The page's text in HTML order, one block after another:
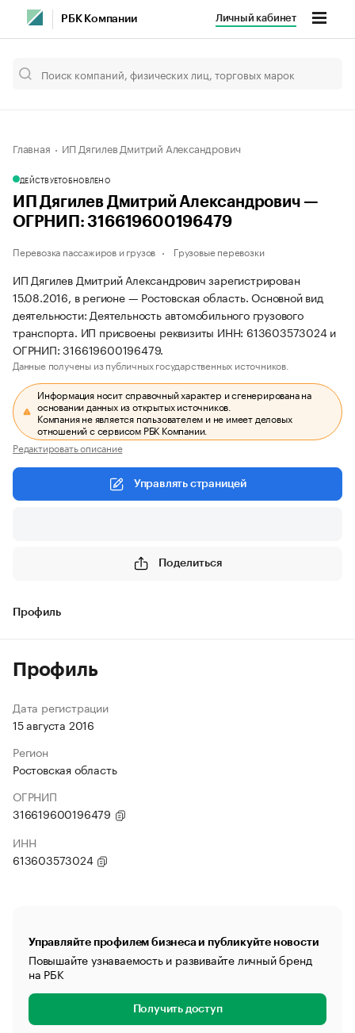
РБК Компании Личный кабинет
Главная ИП Дягилев Дмитрий Александрович
ДЕЙСТВУЕТОБНОВЛЕНО
ИП Дягилев Дмитрий Александрович —
ОГРНИП: 316619600196479
Перевозка пассажиров и грузов Грузовые перевозки
ИП Дягилев Дмитрий Александрович зарегистрирован
15.08.2016, в регионе — Ростовская область. Основной вид
деятельности: Деятельность автомобильного грузового
транспорта. ИП присвоены реквизиты ИНН: 613603573024 и
ОГРНИП: 316619600196479.
Данные получены из публичных государственных источников.
Информация носит справочный характер и сгенерирована на
основании данных из открытых источников.
Компания не является пользователем и не имеет деловых
отношений с сервисом РБК Компании.
Редактировать описание
Управлять страницей
Поделиться
Профиль
Профиль
Дата регистрации
15 августа 2016
Регион
Ростовская область
ОГРНИП
316619600196479
ИНН
613603573024
Управляйте профилем бизнеса и публикуйте новости
Повышайте узнаваемость и развивайте личный бренд
на РБК
Получить доступ